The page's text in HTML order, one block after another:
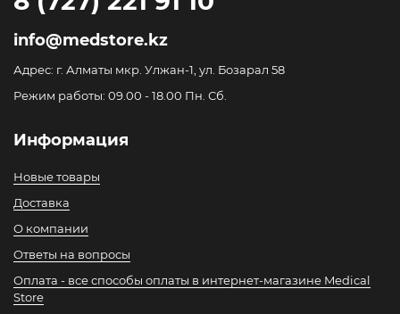
info@medstore.kz
Адрес: г. Алматы мкр. Улжан-1, ул. Бозарал 58
Режим работы: 09.00 - 18.00 Пн. Сб.
Информация
Новые товары
Доставка
О компании
Ответы на вопросы
Оплата - все способы оплаты в интернет-магазине Medical
Store